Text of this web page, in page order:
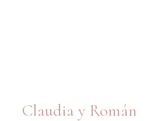
Claudia y Román